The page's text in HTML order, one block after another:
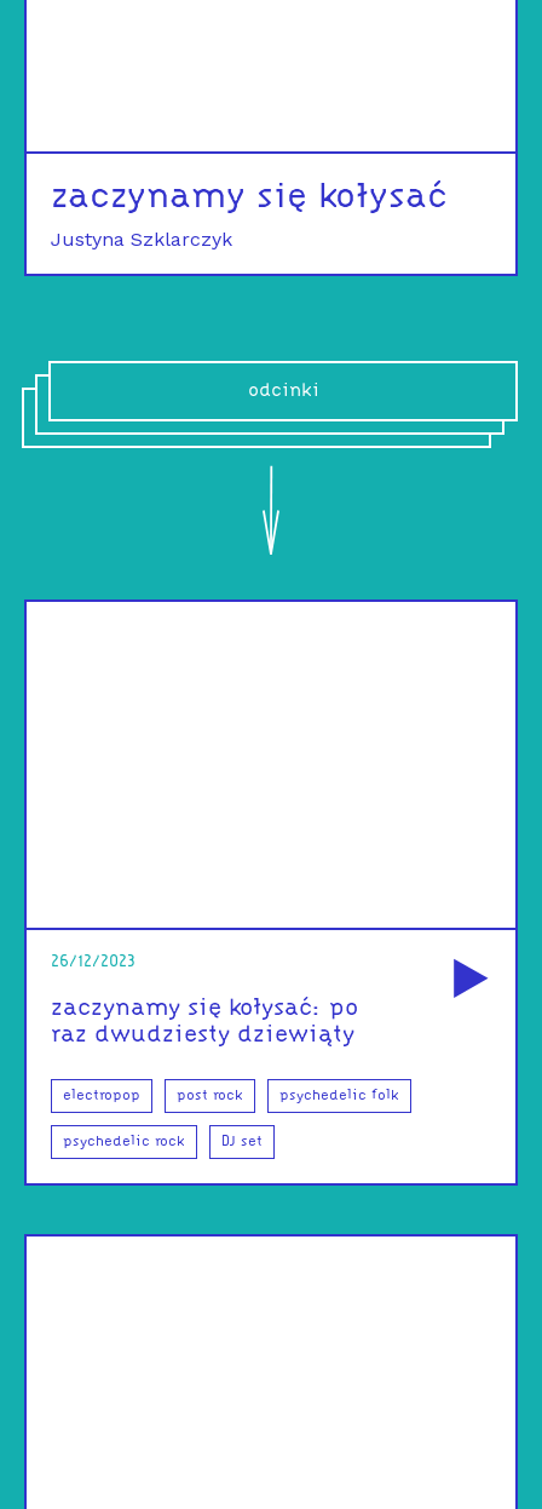
zaczynamy się kołysać
Justyna Szklarczyk
odcinki
26/12/2023
zaczynamy się kołysać: po
raz dwudziesty dziewiąty
electropop post rock psychedelic folk
psychedelic rock DJ set